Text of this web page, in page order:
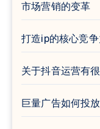
市场营销的变革
打造ip的核心竞争
关于抖音运营有
巨量广告如何投